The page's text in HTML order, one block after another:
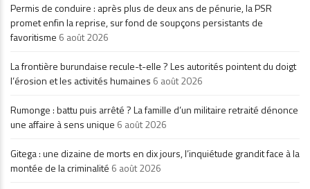
Permis de conduire : après plus de deux ans de pénurie, la PSR
promet enfin la reprise, sur fond de soupçons persistants de
favoritisme 6 août 2026
La frontière burundaise recule-t-elle ? Les autorités pointent du doigt
l’érosion et les activités humaines 6 août 2026
Rumonge : battu puis arrêté ? La famille d’un militaire retraité dénonce
une affaire à sens unique 6 août 2026
Gitega : une dizaine de morts en dix jours, l’inquiétude grandit face à la
montée de la criminalité 6 août 2026